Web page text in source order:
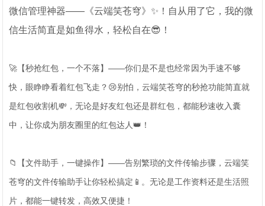
微信管理神器——《云端笑苍穹》✨！自从用了它，我的微
信生活简直是如鱼得水，轻松自在😎！
🚀【秒抢红包，一个不落】——你们是不是也经常因为手速不够
快，眼睁睁看着红包飞走？😢别怕，云端笑苍穹的秒抢功能简直就
是红包收割机💸，无论是好友红包还是群红包，都能秒速收入囊
中，让你成为朋友圈里的红包达人👑！
📁【文件助手，一键操作】——告别繁琐的文件传输步骤，云端笑
苍穹的文件传输助手让你轻松搞定📱。无论是工作资料还是生活照
片，都能一键转发，高效又便捷！